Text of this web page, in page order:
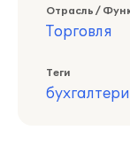
Отрасль /
Торговля
Теги